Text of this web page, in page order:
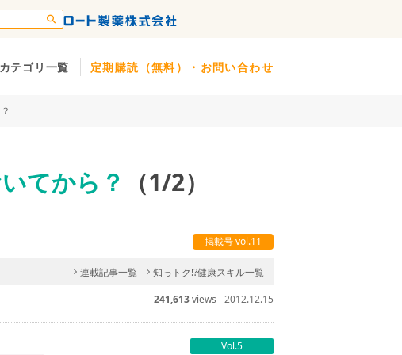
カテゴリ一覧 定期購読（無料）・お問い合わせ
てから？ （1/2）
掲載号 vol.11
連載記事一覧
知っトク!?健康スキル一覧
241,613views 2012.12.15
Vol.5